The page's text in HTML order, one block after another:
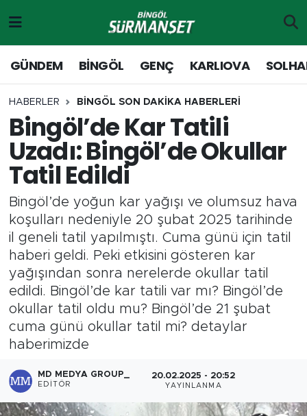
GÜNDEM BİNGÖL GENÇ KARLIOVA
HABERLER BİNGÖL SON DAKİKA HABERLERİ
Bingöl’de Kar Tatili
Uzadı: Bingöl’de Okullar
Tatil Edildi
Bingöl’de yoğun kar yağışı ve olumsuz hava
koşulları nedeniyle 20 şubat 2025 tarihinde
il geneli tatil yapılmıştı. Cuma günü için tatil
haberi geldi. Peki etkisini gösteren kar
yağışından sonra nerelerde okullar tatil
edildi. Bingöl’de kar tatili var mı? Bingöl’de
okullar tatil oldu mu? Bingöl’de 21 şubat
cuma günü okullar tatil mi? detaylar
haberimizde
MD MEDYA GROUP_
EDITÖR
20.02.2025 - 20:52
YAYINLANMA
Genç
Solhan
Karlıova
Yayladere-Yedisu
MD Prestij Dergisi
Siyaset
Spor
Sağlık
Merkez Hava Durumu
Merkez Trafik Yoğunluk Haritası
Süper Lig Puan Durumu ve Fikstür
Son Dakika Haberleri
Haber Arşivi